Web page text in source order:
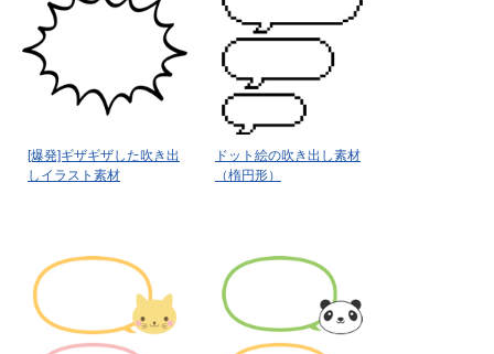
[爆発]ギザギザした吹き出
しイラスト素材
ドット絵の吹き出し素材
（楕円形）